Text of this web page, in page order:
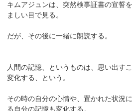
キムアジュンは、突然検事証書の宣誓
ましい目で見る。
だが、その後に一緒に朗読する。
人間の記憶、というものは、思い出す
変化する、という。
その時の自分の心情や、置かれた状況
る自分の記憶も変化する。